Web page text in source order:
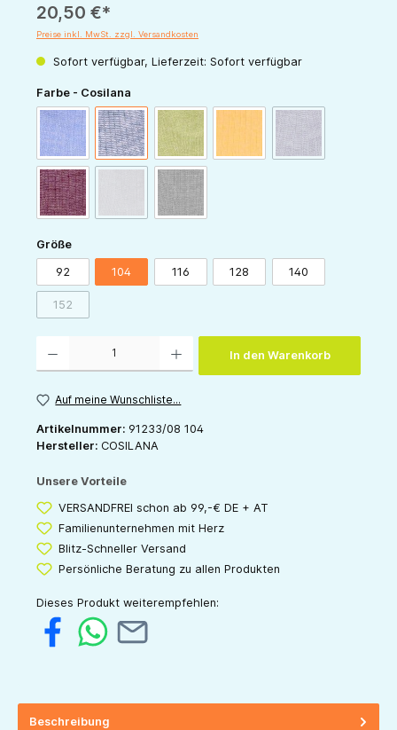
20,50 €*
Preise inkl. MwSt. zzgl. Versandkosten
Sofort verfügbar, Lieferzeit: Sofort verfügbar
Farbe - Cosilana
blau-meliertmarine-meliertgrün-meliert gelb-meliertpflaume-meliert
(Diese Option ist
weinrot-meliertrosa-meliert
(Diese Option ist zurzeit nicht verfügbar.)
grau-meliert
Größeauswählen
92 104 116 128 140
152(Diese Option ist zurzeit nicht verfügbar.)
In den Warenkorb
Auf meine Wunschliste...
Artikelnummer: 91233/08 104
Hersteller: COSILANA
Unsere Vorteile
VERSANDFREI schon ab 99,-€ DE + AT
Familienunternehmen mit Herz
Blitz-Schneller Versand
Persönliche Beratung zu allen Produkten
Dieses Produkt weiterempfehlen:
Beschreibung